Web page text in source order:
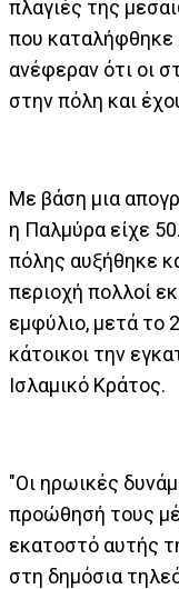
πλαγιές της
που καταλήφθηκε
ανέφεραν ότι οι
στην πόλη και
Με βάση μια
η Παλμύρα είχε
πόλης αυξήθηκε
περιοχή πολλοί
εμφύλιο, μετά το
κάτοικοι την
Ισλαμικό Κράτος.
"Οι ηρωικές
προώθησή τους
εκατοστό αυτής
στη δημόσια